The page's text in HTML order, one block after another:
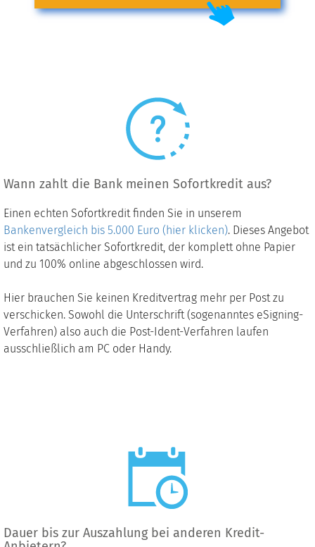
Wann zahlt die Bank meinen Sofortkredit aus?
Einen echten Sofortkredit finden Sie in unserem
Bankenvergleich bis 5.000 Euro (hier klicken). Dieses Angebot
ist ein tatsächlicher Sofortkredit, der komplett ohne Papier
und zu 100% online abgeschlossen wird.
Hier brauchen Sie keinen Kreditvertrag mehr per Post zu
verschicken. Sowohl die Unterschrift (sogenanntes eSigning-
Verfahren) also auch die Post-Ident-Verfahren laufen
ausschließlich am PC oder Handy.
Dauer bis zur Auszahlung bei anderen Kredit-